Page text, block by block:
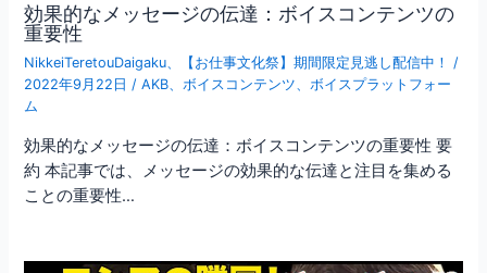
効果的なメッセージの伝達：ボイスコンテンツの
重要性
NikkeiTeretouDaigaku、 【お仕事文化祭】期間限定見逃し配信中！ /
2022年9月22日 /AKB、ボイスコンテンツ、ボイスプラットフォー
ム
効果的なメッセージの伝達：ボイスコンテンツの重要性 要
約 本記事では、メッセージの効果的な伝達と注目を集める
ことの重要性…